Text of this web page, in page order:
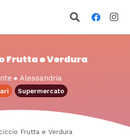
Frutta e Verdura
● Alessandria
Supermercato
Frutta e Verdura